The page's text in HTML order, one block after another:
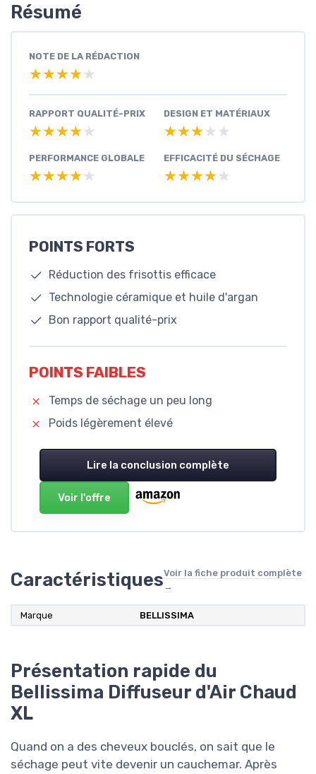
Résumé
NOTE DE LA RÉDACTION
★★★★★
★★★★★
RAPPORT QUALITÉ-PRIX
★★★★★
★★★★★
DESIGN ET MATÉRIAUX
★★★★★
★★★★★
PERFORMANCE GLOBALE
★★★★★
★★★★★
EFFICACITÉ DU SÉCHAGE
★★★★★
★★★★★
POINTS FORTS
Réduction des frisottis efficace
Technologie céramique et huile d'argan
Bon rapport qualité-prix
POINTS FAIBLES
Temps de séchage un peu long
Poids légèrement élevé
Lire la conclusion complète
Voir l'offre
CaractéristiquesVoir la fiche produit complète
→
Marque ‎BELLISSIMA
Présentation rapide du
Bellissima Diffuseur d'Air Chaud
XL
Quand on a des cheveux bouclés, on sait que le
séchage peut vite devenir un cauchemar. Après